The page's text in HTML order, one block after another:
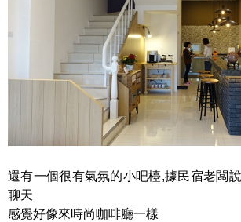
還有一個很有氣氛的小吧檯,據民宿老闆
聊天
感覺好像來時尚咖啡廳一樣